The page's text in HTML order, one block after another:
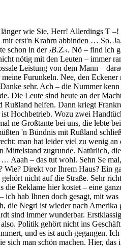
wie Sie, Herr! Allerdings T
erst'n Krahrn abbinden … So.
schon in der ›B.Z.‹. Nö – find ich
nötig mit den Leuten – immer
Leistung von dem Mann –
Furunkeln. Nee, den
sehr. Ach – die Nummer
Die Leute sind heute an der
helfen. Dann kriegt
Hochbetrieb. Wozu zwei
ne Großtante bei uns, die lebte
'n Bündnis mit Rußland
man hat leider viel zu wenig
zugrunde. Natürlich,
Aaah – das tut wohl. Sehn Se
Direkt vor Ihrem Haus? Ein
nicht auf die Straße. Sehr
die Reklame hier kostet – eine
hab Ihnen doch gesagt, mit
Negri ist wieder nach
sind immer wunderbar.
Politik gehört nicht ins
und es ist auch gegangen.
sich man schön machen. Hier, das